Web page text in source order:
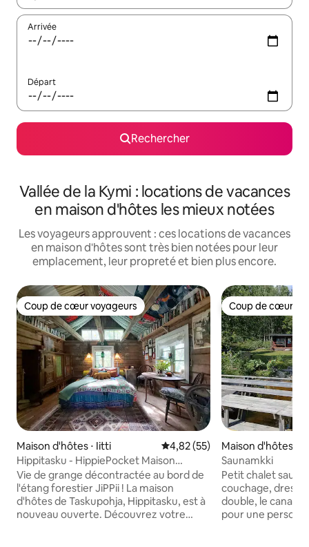
Arrivée
Départ
Rechercher
Vallée de la Kymi : locations de vacances
en maison d'hôtes les mieux notées
Les voyageurs approuvent : ces locations de vacances
en maison d'hôtes sont très bien notées pour leur
emplacement, leur propreté et bien plus encore.
Coup de cœur voyageurs
Coup de cœur voyageurs
Maison d'hôtes ⋅ Iitti Évaluation moyenne sur la
4,82 (55)
Hippitasku - HippiePocket Maison
granitique colorée
Vie de grange décontractée au bord de
l'étang forestier JiPPii ! La maison
d'hôtes de Taskupohja, Hippitasku, est à
nouveau ouverte. Découvrez votre
Coup de cœur
Coup de cœur
Maison d'hôtes ⋅
Saunamkki
Petit chalet
couchage,
double, le
pour une